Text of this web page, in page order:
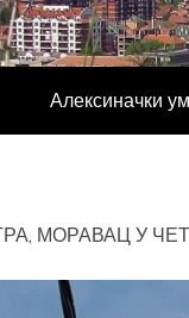
Алексиначки
МОРАВАЦ У